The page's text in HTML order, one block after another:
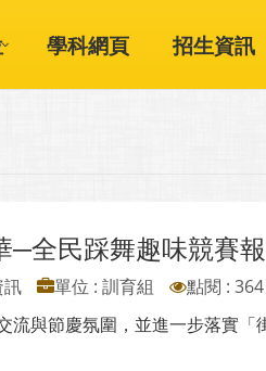
學科網頁 招生資訊
─全民踩舞趣味競賽
單位 : 訓育組
點閱 : 364
流與節慶氛圍，並進一步落實